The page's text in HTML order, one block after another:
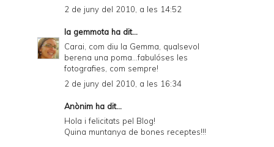
2 de juny del 2010, a les 14:52
la gemmota ha dit...
Carai, com diu la Gemma, qualsevol
berena una poma...fabulóses les
fotografies, com sempre!
2 de juny del 2010, a les 16:34
Anònim ha dit...
Hola i felicitats pel Blog!
Quina muntanya de bones receptes!!!